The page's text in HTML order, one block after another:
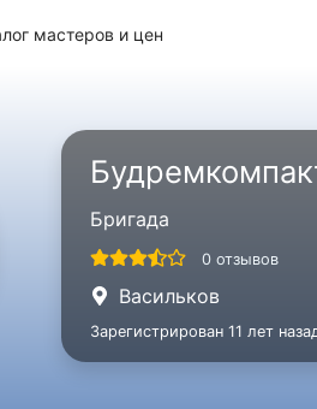
мастеров и цен
Бригада
0 отзывов
Васильков
Зарегистрирован 11 лет